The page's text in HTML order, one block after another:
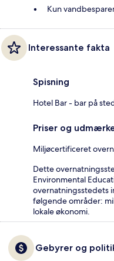
Kun
Interessante fakta
Spisning
Hotel Bar - bar på
Priser og
Miljøcertificeret
Dette
Environmental
overnatningsstedets
følgende områder:
lokale økonomi.
Gebyrer og